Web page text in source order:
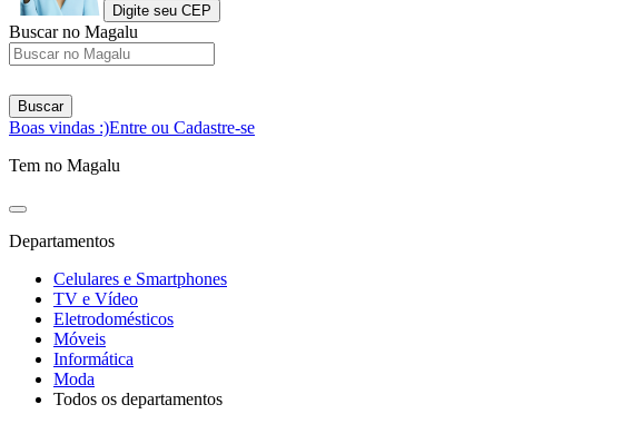
Digite seu CEP
Buscar no Magalu
Buscar
Boas vindas :)Entre ou Cadastre-se
Tem no Magalu
Departamentos
Celulares e Smartphones
TV e Vídeo
Eletrodomésticos
Móveis
Informática
Moda
Todos os departamentos